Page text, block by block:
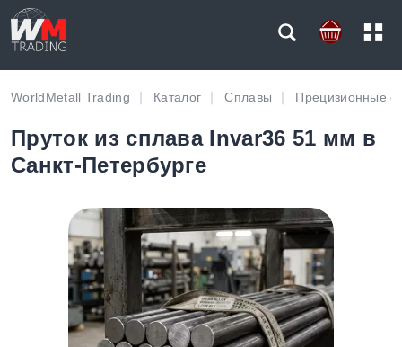
WorldMetall Trading Каталог Сплавы Прецизионные
Пруток из сплава Invar36 51 мм в
Санкт-Петербурге